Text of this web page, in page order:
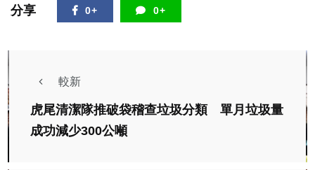
分享 0+ 0+
較新
虎尾清潔隊推破袋稽查垃圾分類 單月垃圾量
成功減少300公噸